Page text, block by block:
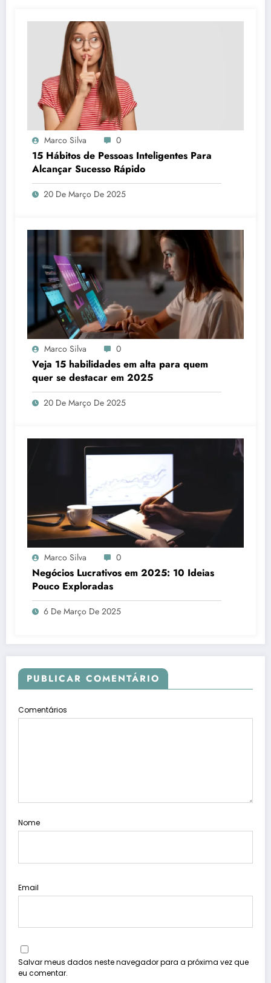
Marco Silva 0
15 Hábitos de Pessoas Inteligentes Para
Alcançar Sucesso Rápido
20 De Março De 2025
Marco Silva 0
Veja 15 habilidades em alta para quem
quer se destacar em 2025
20 De Março De 2025
Marco Silva 0
Negócios Lucrativos em 2025: 10 Ideias
Pouco Exploradas
6 De Março De 2025
PUBLICAR COMENTÁRIO
Comentários
Nome
Email
Salvar meus dados neste navegador para a próxima vez que
eu comentar.